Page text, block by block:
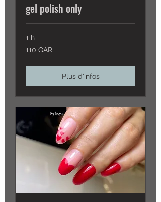
gel polish only
1 h
QAR
110 QAR
Plus d'infos